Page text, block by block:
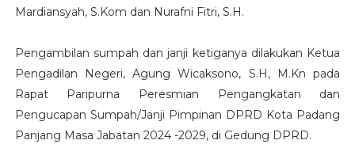
Mardiansyah, S.Kom dan Nurafni Fitri, S.H.
Pengambilan sumpah dan janji ketiganya dilakukan Ketua
Pengadilan Negeri, Agung Wicaksono, S.H, M.Kn pada
Rapat Paripurna Peresmian Pengangkatan dan
Pengucapan Sumpah/Janji Pimpinan DPRD Kota Padang
Panjang Masa Jabatan 2024 -2029, di Gedung DPRD.